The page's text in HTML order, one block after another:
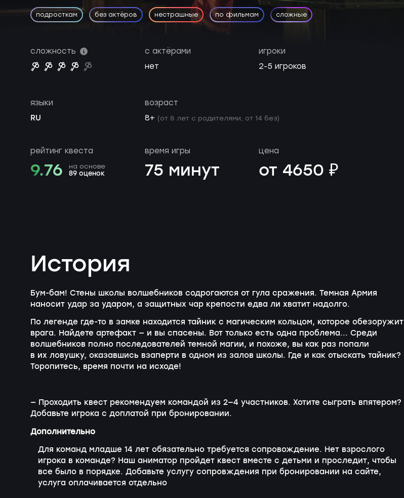
подросткам без актёров нестрашные по фильмам сложные
сложность
с актёрами
нет
игроки
2-5 игроков
языки
RU
возраст
8+ (от 8 лет с родителями, от 14 без)
рейтинг квеста
9.76 на основе
89 оценок
время игры
75 минут
цена
от 4650 ₽
История
Бум-бам! Стены школы волшебников содрогаются от гула сражения. Темная Армия
наносит удар за ударом, а защитных чар крепости едва ли хватит надолго.
По легенде где-то в замке находится тайник с магическим кольцом, которое обезоружит
врага. Найдете артефакт — и вы спасены. Вот только есть одна проблема... Среди
волшебников полно последователей темной магии, и похоже, вы как раз попали
в их ловушку, оказавшись взаперти в одном из залов школы. Где и как отыскать тайник?
Торопитесь, время почти на исходе!
— Проходить квест рекомендуем командой из 2—4 участников. Хотите сыграть впятером?
Добавьте игрока с доплатой при бронировании.
Дополнительно
Для команд младше 14 лет обязательно требуется сопровождение. Нет взрослого
игрока в команде? Наш аниматор пройдет квест вместе с детьми и проследит, чтобы
все было в порядке. Добавьте услугу сопровждения при бронировании на сайте,
услуга оплачивается отдельно